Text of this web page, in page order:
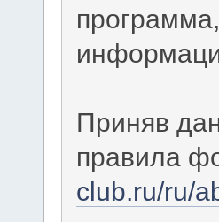
Приняв
правила
club.ru/ru/